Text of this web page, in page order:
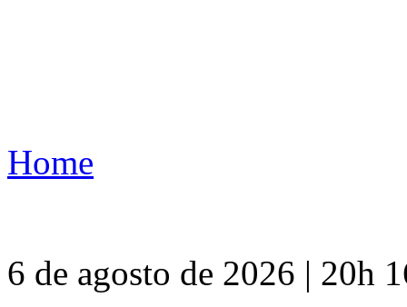
Home
6 de agosto de 2026 | 20h